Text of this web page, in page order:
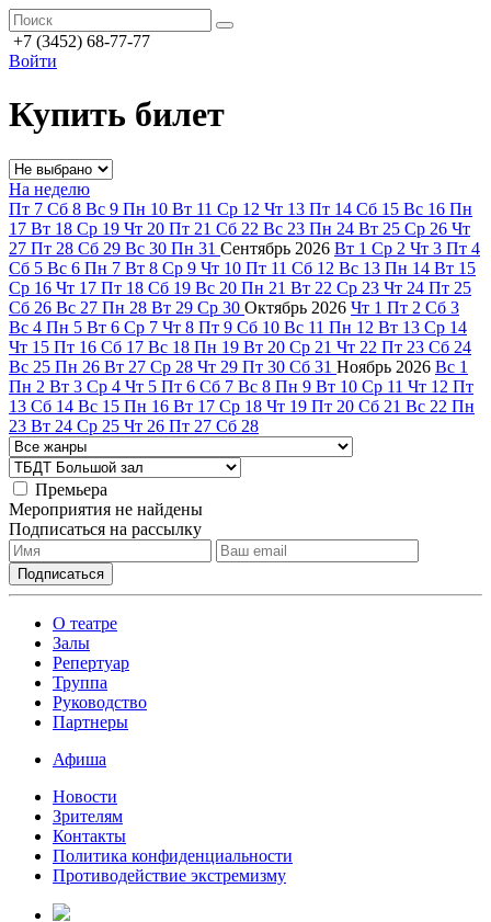
+7 (3452) 68-77-77
Войти
Купить билет
На неделю
Пт 7 Сб 8 Вс 9 Пн 10 Вт 11 Ср 12 Чт 13 Пт 14 Сб 15 Вс 16 Пн
17 Вт 18 Ср 19 Чт 20 Пт 21 Сб 22 Вс 23 Пн 24 Вт 25 Ср 26 Чт
27 Пт 28 Сб 29 Вс 30 Пн 31 Сентябрь 2026 Вт 1 Ср 2 Чт 3 Пт 4
Сб 5 Вс 6 Пн 7 Вт 8 Ср 9 Чт 10 Пт 11 Сб 12 Вс 13 Пн 14 Вт 15
Ср 16 Чт 17 Пт 18 Сб 19 Вс 20 Пн 21 Вт 22 Ср 23 Чт 24 Пт 25
Сб 26 Вс 27 Пн 28 Вт 29 Ср 30 Октябрь 2026 Чт 1 Пт 2 Сб 3
Вс 4 Пн 5 Вт 6 Ср 7 Чт 8 Пт 9 Сб 10 Вс 11 Пн 12 Вт 13 Ср 14
Чт 15 Пт 16 Сб 17 Вс 18 Пн 19 Вт 20 Ср 21 Чт 22 Пт 23 Сб 24
Вс 25 Пн 26 Вт 27 Ср 28 Чт 29 Пт 30 Сб 31 Ноябрь 2026 Вс 1
Пн 2 Вт 3 Ср 4 Чт 5 Пт 6 Сб 7 Вс 8 Пн 9 Вт 10 Ср 11 Чт 12 Пт
13 Сб 14 Вс 15 Пн 16 Вт 17 Ср 18 Чт 19 Пт 20 Сб 21 Вс 22 Пн
23 Вт 24 Ср 25 Чт 26 Пт 27 Сб 28
Премьера
Мероприятия не найдены
Подписаться на рассылку
О театре
Залы
Репертуар
Труппа
Руководство
Партнеры
Афиша
Новости
Зрителям
Контакты
Политика конфиденциальности
Противодействие экстремизму